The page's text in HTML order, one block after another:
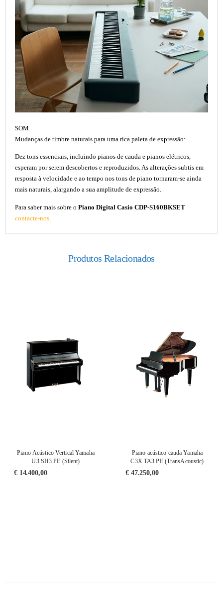
SOM
Mudanças de timbre naturais para uma rica paleta de expressão:
Dez tons essenciais, incluindo pianos de cauda e pianos elétricos,
esperam por serem descobertos e reproduzidos. As alterações subtis em
resposta à velocidade e ao tempo nos tons de piano tornaram-se ainda
mais naturais, alargando a sua amplitude de expressão.
Para saber mais sobre o Piano Digital Casio CDP-S160BKSET
contacte-nos
Produtos Relacionados
Piano Acústico Vertical Yamaha
U3 SH3 PE (Silent)
€14.400,00
Piano acústico cauda Yamaha
C3X TA3 PE (TransAcoustic)
€47.250,00